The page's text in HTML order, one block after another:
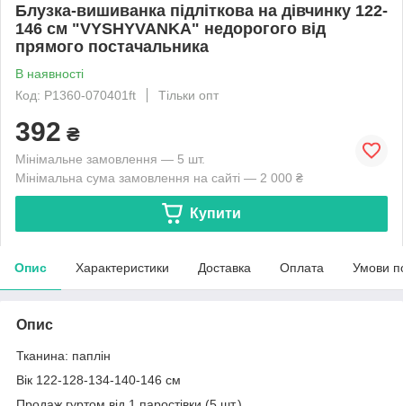
Блузка-вишиванка підліткова на дівчинку 122-
146 см "VYSHYVANKA" недорогого від
прямого постачальника
В наявності
Код: P1360-070401ft
Тільки опт
392 ₴
Мінімальне замовлення — 5 шт.
Мінімальна сума замовлення на сайті — 2 000 ₴
Купити
Опис Характеристики Доставка Оплата Умови
Опис
Тканина: паплін
Вік 122-128-134-140-146 см